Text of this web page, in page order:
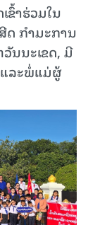
ຂົ້າຮ່ວມໃນ
ດ ກຳມະການ
ນນະເຂດ, ມີ
ລະພໍ່ແມ່ຜູ້